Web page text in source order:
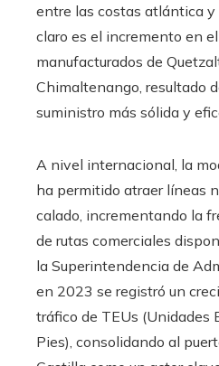
entre las costas atlántica
claro es el incremento en
manufacturados de
Chimaltenango, resultado
suministro más sólida y
A nivel internacional, la
ha permitido atraer líneas
calado, incrementando la
de rutas comerciales
la Superintendencia de
en 2023 se registró un
tráfico de TEUs (Unidades
Pies), consolidando al